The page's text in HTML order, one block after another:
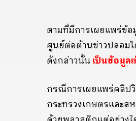
ตามที่มีการเผยแพร่ข้อ
ศูนย์ต่อต้านข่าวปลอม
ดังกล่าวนั้น เป็นข้อมูล
กรณีการเผยแพร่คลิป
กระทรวงเกษตรและส